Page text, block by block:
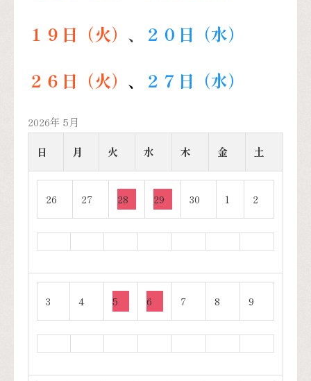
１９日（火） 、 ２０ 日（水）
２６日（火） 、 ２７日（水）
2026年 5月
日 月 火 水 木 金 土
26 27 28 29 30 1 2
3 4 5 6 7 8 9